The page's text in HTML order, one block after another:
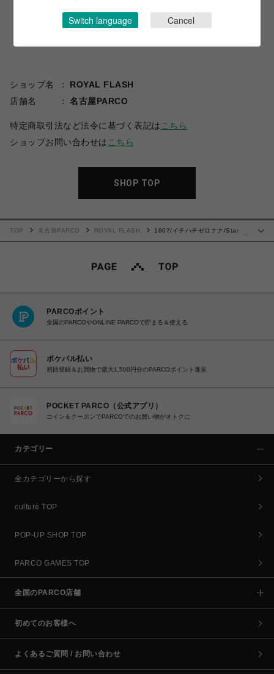
ショップ名
ROYAL FLASH
店舗名
名古屋PARCO
特定商取引法など法令に基づく表記は こちら
ショップお問い合わせは こちら
SHOP TOP
…
TOP 名古屋PARCO ROYAL FLASH
1807/イチハチゼロナナ/Star
PARCOポイント
全国のPARCOやONLINE PARCOで貯まる＆使える
ポケパル払い
初回登録＆お買物で最大1,500円分のPARCOポイント進呈
POCKET PARCO（公式アプリ）
コイン＆クーポンでPARCOでのお買い物がオトクに
カテゴリー
全カテゴリーから探す
culture TOP
POP-UP SHOP TOP
PARCO GAMES TOP
全国のPARCO店舗
初めてのお客様へ
よくあるご質問 / お問い合わせ
Switch language Cancel